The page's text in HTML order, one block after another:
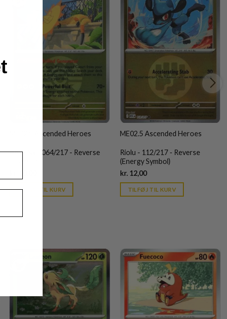
ME02.5 Ascended Heroes
Heliolisk - 064/217 - Reverse
is:
kr. 39,95.
TILFØJ TIL KURV
ME02.5 Ascended Heroes
Riolu - 112/217 - Reverse
(Energy Symbol)
kr.12,00Current
is:
kr. 39,95.
TILFØJ TIL KURV